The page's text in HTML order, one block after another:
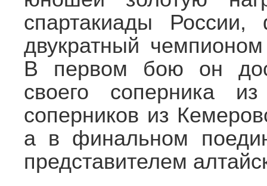
спартакиады России,
двукратный
В первом бою он
своего соперника
соперников из
а в финальном
представителем